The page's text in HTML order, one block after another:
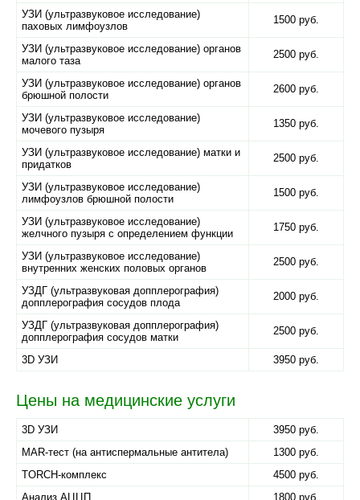
УЗИ (ультразвуковое исследование)
паховых лимфоузлов
1500 руб.
УЗИ (ультразвуковое исследование) органов
малого таза
2500 руб.
УЗИ (ультразвуковое исследование) органов
брюшной полости
2600 руб.
УЗИ (ультразвуковое исследование)
мочевого пузыря
1350 руб.
УЗИ (ультразвуковое исследование) матки и
придатков
2500 руб.
УЗИ (ультразвуковое исследование)
лимфоузлов брюшной полости
1500 руб.
УЗИ (ультразвуковое исследование)
желчного пузыря с определением функции
1750 руб.
УЗИ (ультразвуковое исследование)
внутренних женских половых органов
2500 руб.
УЗДГ (ультразвуковая допплерография)
допплерография сосудов плода
2000 руб.
УЗДГ (ультразвуковая допплерография)
допплерография сосудов матки
2500 руб.
3D УЗИ 3950 руб.
Цены на медицинские услуги
3D УЗИ
3950 руб.
MAR-тест (на антиспермальные антитела)
1300 руб.
TORCH-комплекс
4500 руб.
Анализ АЦЦП
1800 руб.